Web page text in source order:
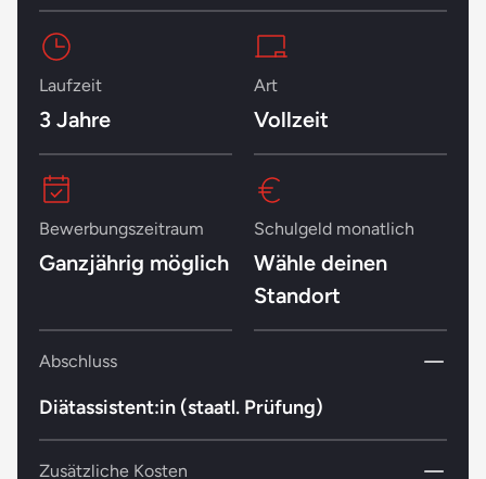
Laufzeit
3 Jahre
Art
Vollzeit
Bewerbungszeitraum
Ganzjährig möglich
Schulgeld monatlich
Wähle deinen
Standort
Abschluss
Diätassistent:in (staatl. Prüfung)
Zusätzliche Kosten